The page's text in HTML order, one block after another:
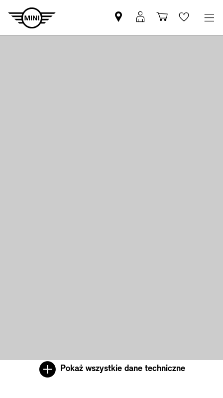
Znajdź
Partnera
Logowanie
MyMini
KoszykWishlist
Pokaż wszystkie dane techniczne